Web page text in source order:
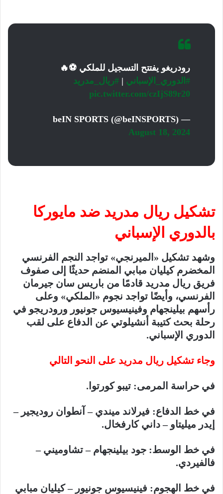
رودريغو يفتتح التسجيل للملكي ⚽️🔥
#الدوري_الإسباني | #ريال_مدريد
pic.twitter.com/czIjS89r20
— beIN SPORTS (@beINSPORTS)
August 18, 2024
تشكيل ريال مدريد ضد مايوركا
بالدوري الإسباني
وشهد تشكيل «الميرنجي» تواجد النجم الفرنسي
المخضرم كيليان مبابي المنضم حديثًا إلى صفوف
فريق ريال مدريد قادمًا من باريس سان جيرمان
الفرنسي، وأيضًا تواجد نجوم «الملكي» وعلى
رأسهم بيلينجهام وفينيسيوس جونيور ورودريجو في
رحلة بحث كتيبة أنشيلوتي عن الدفاع على لقب
الدوري الإسباني.
وجاء تشكيل ريال مدريد على النحو التالي
في حراسة المرمى: تيبو كورتوا.
في خط الدفاع: فيرلاند ميندي – آنطوان روديجير –
إيدر ميليتاو – داني كارفخال.
في خط الوسط: جود بيلينجهام – تشاوميني –
فالفيردي.
في خط الهجوم: فينيسيوس جونيور – كيليان مبابي